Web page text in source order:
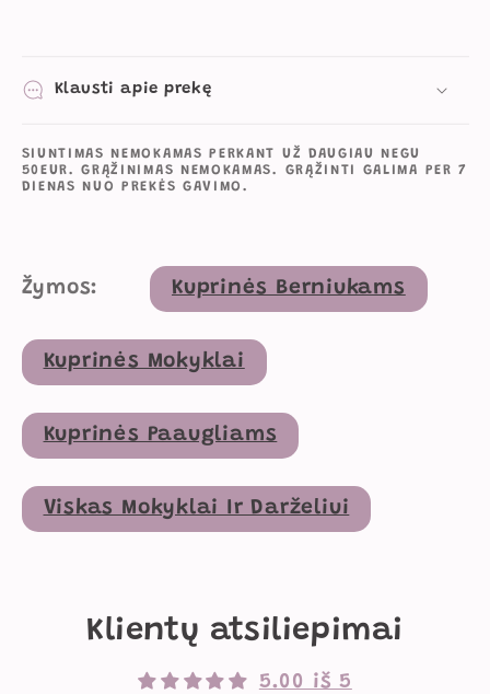
Klausti apie prekę
SIUNTIMAS NEMOKAMAS PERKANT UŽ DAUGIAU NEGU
50EUR. GRĄŽINIMAS NEMOKAMAS. GRĄŽINTI GALIMA PER 7
DIENAS NUO PREKĖS GAVIMO.
Žymos: Kuprinės Berniukams
Kuprinės Mokyklai
Kuprinės Paaugliams
Viskas Mokyklai Ir Darželiui
Klientų atsiliepimai
5.00 iš 5